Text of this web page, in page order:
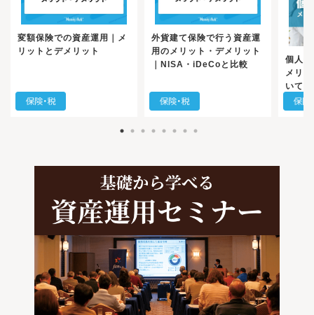
変額保険での資産運用｜メ
リットとデメリット
外貨建て保険で行う資産運
用のメリット・デメリット
｜NISA・iDeCoと比較
個人
メリ
いて